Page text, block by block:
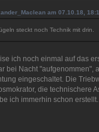
am 07.10.18,
steckt noch Technik mit drin.
ich noch einmal auf das
bei Nacht
eingeschaltet. Die
die technischere
ich immerhin schon erstellt.